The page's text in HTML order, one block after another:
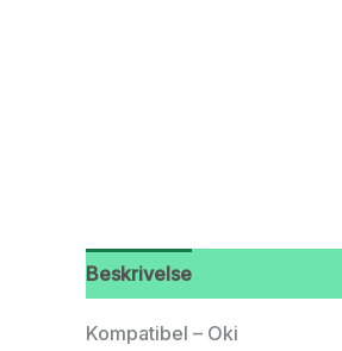
Beskrivelse
Kompatibel – Oki